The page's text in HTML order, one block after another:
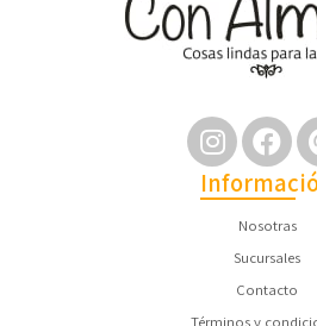
Nosotras
Sucursales
Contacto